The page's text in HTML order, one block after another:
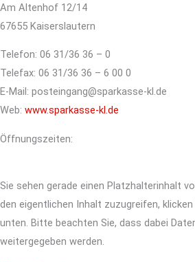
Am Altenhof 12/14
67655 Kaiserslautern
Telefon: 06 31/36 36 – 0
Telefax: 06 31/36 36 – 6 00 0
E-Mail: posteingang@sparkasse-kl.de
Web: www.sparkasse-kl.de
Öffnungszeiten:
Sie sehen gerade einen Platzhalterinhalt
den eigentlichen Inhalt zuzugreifen,
unten. Bitte beachten Sie, dass dabei
weitergegeben werden.